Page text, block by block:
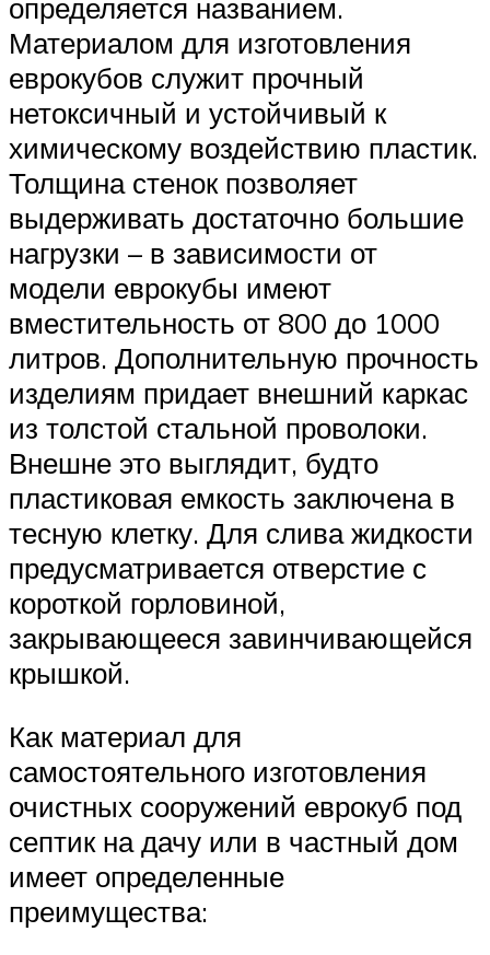
определяется названием.
Материалом для изготовления
еврокубов служит прочный
нетоксичный и устойчивый к
химическому воздействию пластик.
Толщина стенок позволяет
выдерживать достаточно большие
нагрузки – в зависимости от
модели еврокубы имеют
вместительность от 800 до 1000
литров. Дополнительную прочность
изделиям придает внешний каркас
из толстой стальной проволоки.
Внешне это выглядит, будто
пластиковая емкость заключена в
тесную клетку. Для слива жидкости
предусматривается отверстие с
короткой горловиной,
закрывающееся завинчивающейся
крышкой.
Как материал для
самостоятельного изготовления
очистных сооружений еврокуб под
септик на дачу или в частный дом
имеет определенные
преимущества: